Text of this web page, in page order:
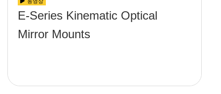
E-Series Kinematic Optical
Mirror Mounts